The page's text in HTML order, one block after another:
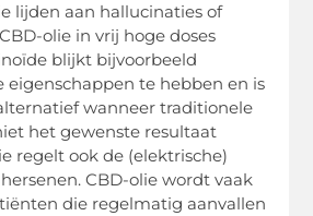
lijden aan hallucinaties of
olie in vrij hoge doses
blijkt bijvoorbeeld
eigenschappen te hebben en is
wanneer traditionele
het gewenste resultaat
regelt ook de (elektrische)
CBD-olie wordt vaak
die regelmatig aanvallen